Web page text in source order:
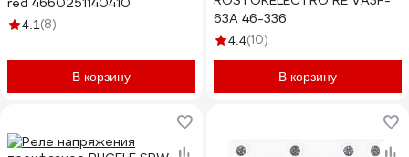
4.1 (8)
В корзину
63A 46-336
4.4(10)
В корзину